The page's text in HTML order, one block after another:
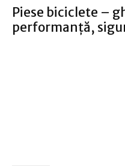
Piese biciclete –
performanță,